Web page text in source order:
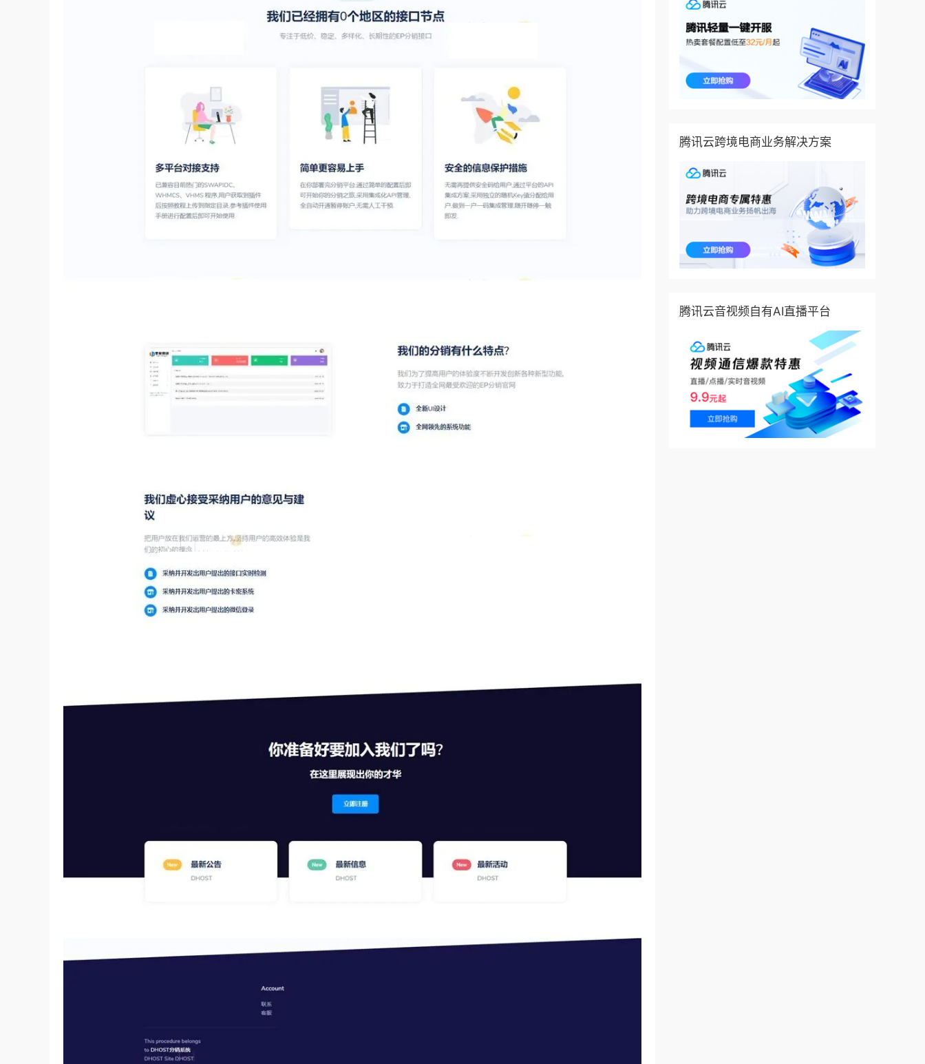
腾讯云跨境电商业务解决方案
腾讯云音视频自有AI直播平台